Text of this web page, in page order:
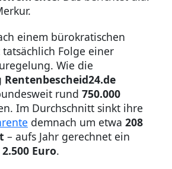
einem bürokratischen
Folge einer
Wie die
Rentenbescheid24.de
rund 750.000
Im Durchschnitt sinkt ihre
demnach um etwa 208
– aufs Jahr gerechnet ein
2.500 Euro.